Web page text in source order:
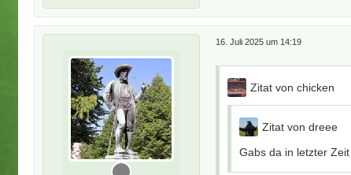
16. Juli 2025 um 14:19
Zitat von chicken
Zitat von dreee
Gabs da in letzter